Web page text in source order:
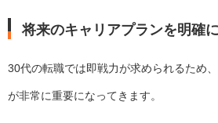
将来のキャリアプランを明確
30代の転職では即戦力が求められるため
が非常に重要になってきます。